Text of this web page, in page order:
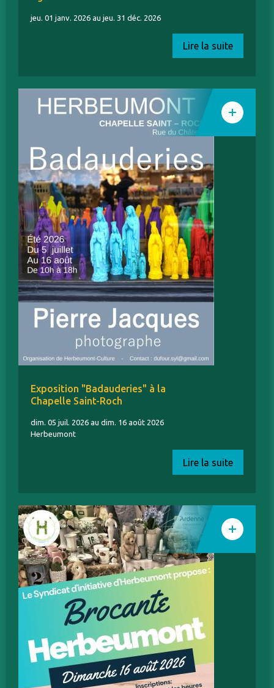
jeu. 01 janv. 2026 au jeu. 31 déc. 2026
Lire la suite
Exposition "Badauderies" à la
Chapelle Saint-Roch
dim. 05 juil. 2026 au dim. 16 août 2026
Herbeumont
Lire la suite